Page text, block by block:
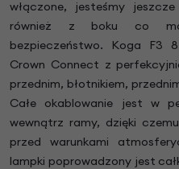
włączone, jesteśmy
również z boku co
bezpieczeństwo. Koga F3
Crown Connect z
przednim, błotnikiem,
Całe okablowanie jest w
wewnątrz ramy, dzięki
przed warunkami
lampki poprowadzony jest